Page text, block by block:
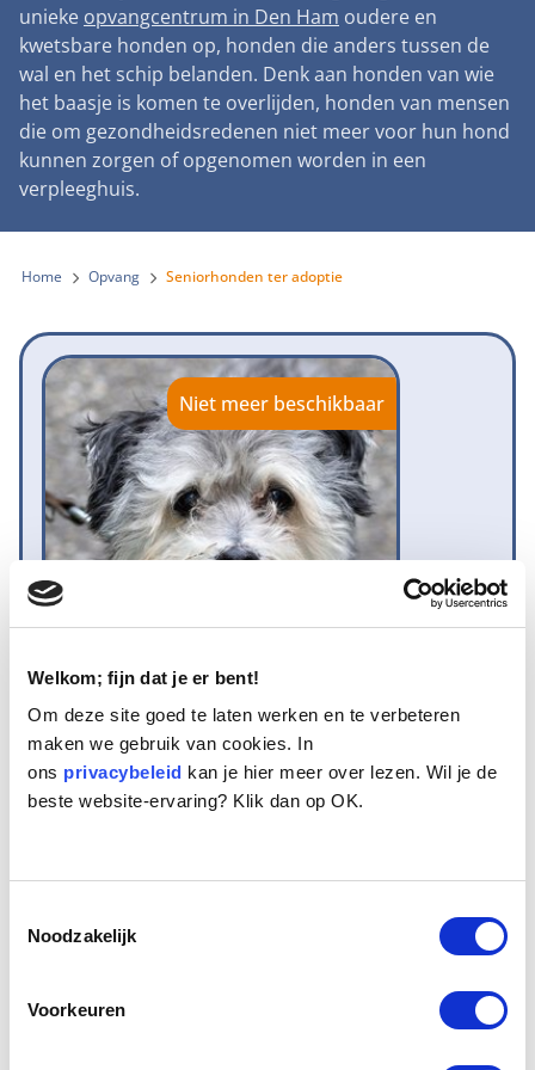
Welkom; fijn dat je er bent!
Om deze site goed te laten werken en te verbeteren
maken we gebruik van cookies. In
ons privacybeleid kan je hier meer over lezen. Wil je de
beste website-ervaring? Klik dan op OK.
Noodzakelijk
Voorkeuren
Landelijke registratie bijtincidenten
Verantwoord fokbeleid
Landelijk vuurwerkverbod
Verplichte pre-aanschaf cursus
Gemeentelijk meldpunt bijtincidenten
Bescherming tegen grasaren
Lezingen
Symposium Gemeentelijk Dierenbeleid
Teken onze petitie
Steun als bedrijf
Adopteer een seniorhond
Sponsor een seniorhond
Steun als vrijwilliger
Honden voor Honden Loop
Vraag een donatiebox aan
Wat wij doen
Onze organisatie
Samenwerking
Jaarverslag
Vacatures
Donateursmagazine Hond
Onze successen voor honden
Contactgegevens
Pers
Nieuws
Nieuwsbrief
Incassodata
Zoeken
unieke opvangcentrum in Den Ham oudere en
kwetsbare honden op, honden die anders tussen de
wal en het schip belanden. Denk aan honden van wie
het baasje is komen te overlijden, honden van mensen
die om gezondheidsredenen niet meer voor hun hond
kunnen zorgen of opgenomen worden in een
verpleeghuis.
Home Opvang Seniorhonden ter adoptie
Niet meer beschikbaar
Naam: Chico
Leeftijd: 13
Ras/type: Bastaard
Hoeveel dagen te gast geweest: 39 dagen
Chico heeft zijn levenlang samengeleefd met zijn vriendinnetje Yu-ki.